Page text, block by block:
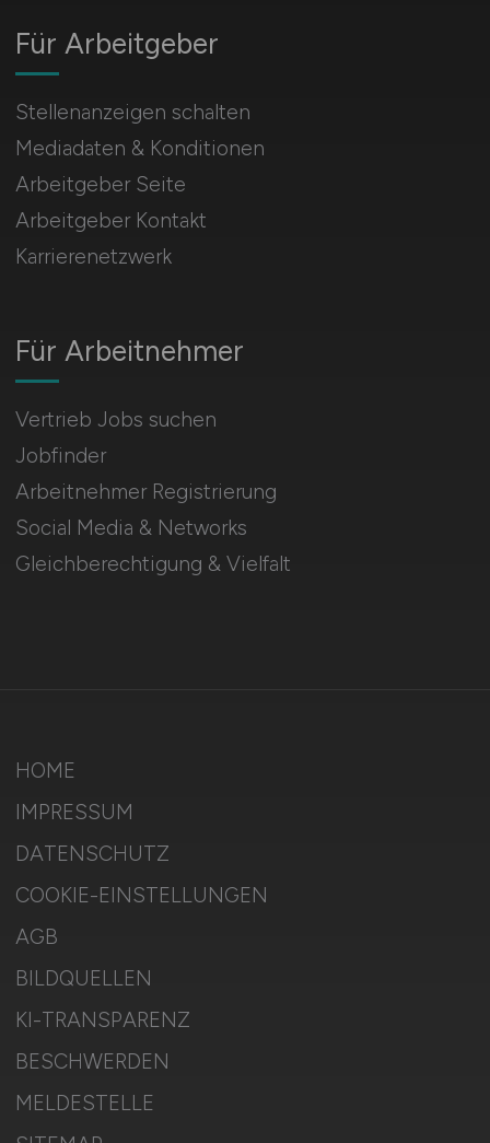
Für Arbeitnehmer
Vertrieb Jobs suchen
Jobfinder
Arbeitnehmer Registrierung
Social Media & Networks
Gleichberechtigung & Vielfalt
Für Arbeitgeber
Stellenanzeigen schalten
Mediadaten & Konditionen
Arbeitgeber Seite
Arbeitgeber Kontakt
Karrierenetzwerk
HOME
IMPRESSUM
DATENSCHUTZ
COOKIE-EINSTELLUNGEN
AGB
BILDQUELLEN
KI-TRANSPARENZ
BESCHWERDEN
MELDESTELLE